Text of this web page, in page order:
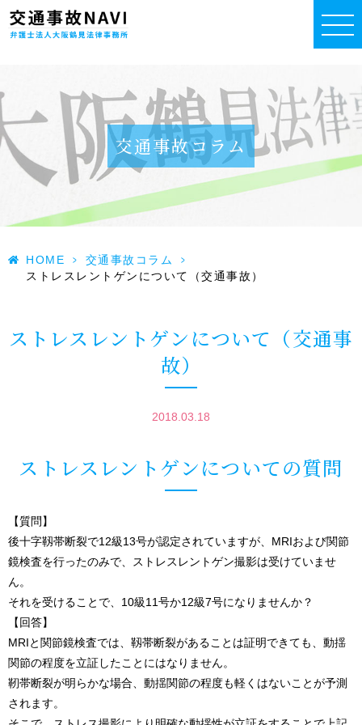
交通事故コラム
HOME > 交通事故コラム
>
ストレスレントゲンについて（交通事故）
ストレスレントゲンについて（交通事
故）
2018.03.18
ストレスレントゲンについての質問
【質問】
後十字靱帯断裂で12級13号が認定されていますが、MRIおよび関節
鏡検査を行ったのみで、ストレスレントゲン撮影は受けていませ
ん。
それを受けることで、10級11号か12級7号になりませんか？
【回答】
MRIと関節鏡検査では、靱帯断裂があることは証明できても、動揺
関節の程度を立証したことにはなりません。
靭帯断裂が明らかな場合、動揺関節の程度も軽くはないことが予測
されます。